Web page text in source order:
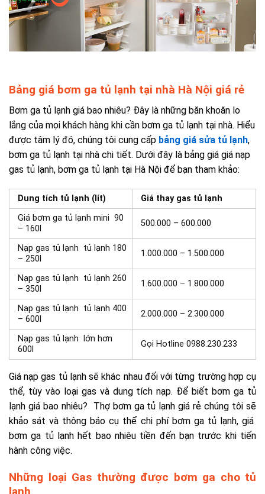
Bảng giá bơm ga tủ lạnh tại nhà Hà Nội giá rẻ
Bơm ga tủ lạnh giá bao nhiêu? Đây là những băn khoăn lo
lắng của mọi khách hàng khi cần bơm ga tủ lạnh tại nhà. Hiểu
được tâm lý đó, chúng tôi cung cấp bảng giá sửa tủ lạnh,
bơm ga tủ lạnh tại nhà chi tiết. Dưới đây là bảng giá giá nạp
gas tủ lạnh, bơm ga tủ lạnh tại Hà Nội để bạn tham khảo:
Dung tích tủ lạnh (lít)
Giá thay gas tủ lạnh
Giá bơm ga tủ lạnh mini 90
– 160l
500.000 – 600.000
Nạp gas tủ lạnh tủ lạnh 180
– 250l
1.000.000 – 1.500.000
Nạp gas tủ lạnh tủ lạnh 260
– 350l
1.600.000 – 1.800.000
Nạp gas tủ lạnh tủ lạnh 400
– 600l
2.000.000 – 2.300.000
Nạp gas tủ lạnh
lớn hơn
600l
Gọi Hotline 0988.230.233
Giá nạp gas tủ lạnh sẽ khác nhau đối với từng trường hợp cụ
thể, tùy vào loại gas và dung tích nạp. Để biết bơm ga tủ
lạnh giá bao nhiêu? Thợ bơm ga tủ lạnh giá rẻchúng tôi sẽ
khảo sát và thông báo cụ thể chi phí bơm ga tủ lạnh,giá
bơm ga tủ lạnh hết bao nhiêu tiền đến bạn trước khi tiến
hành công việc.
Những loại Gas thường được bơm ga cho tủ